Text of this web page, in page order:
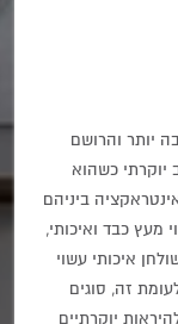
יותר והרושם
יוקרתי כשהוא
ביניהם
מעץ כבד ואיכותי,
איכותי עשוי
זה, סוגים
יוקרתיים